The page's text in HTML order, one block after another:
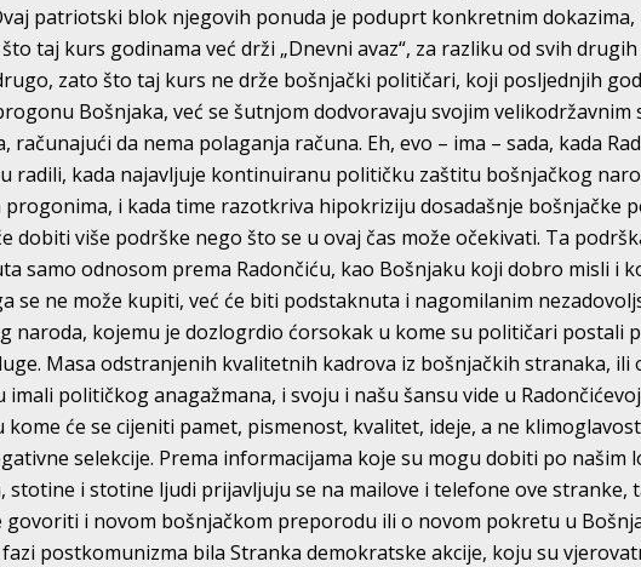
patriotski blok njegovih ponuda je poduprt konkretnim dokazima,
taj kurs godinama već drži „Dnevni avaz“, za razliku od svih
zato što taj kurs ne drže bošnjački političari, koji posljednjih
Bošnjaka, već se šutnjom dodvoravaju svojim velikodržavnim
računajući da nema polaganja računa. Eh, evo – ima – sada, kada
radili, kada najavljuje kontinuiranu političku zaštitu bošnjačkog
progonima, i kada time razotkriva hipokriziju dosadašnje bošnjačke
dobiti više podrške nego što se u ovaj čas može očekivati. Ta
samo odnosom prema Radončiću, kao Bošnjaku koji dobro misli i
se ne može kupiti, već će biti podstaknuta i nagomilanim
naroda, kojemu je dozlogrdio ćorsokak u kome su političari postali
Masa odstranjenih kvalitetnih kadrova iz bošnjačkih stranaka, ili
imali političkog anagažmana, i svoju i našu šansu vide u
će se cijeniti pamet, pismenost, kvalitet, ideje, a ne
selekcije. Prema informacijama koje su mogu dobiti po našim
stotine i stotine ljudi prijavljuju se na mailove i telefone ove stranke,
govoriti i novom bošnjačkom preporodu ili o novom pokretu u
postkomunizma bila Stranka demokratske akcije, koju su